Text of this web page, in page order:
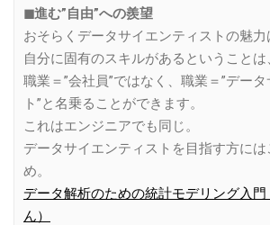
◼︎進む”自由”への羨望
おそらくデータサイエンティストの魅力
自分に固有のスキルがあるということは
職業＝”会社員”ではなく、職業＝”デー
ト”と名乗ることができます。
これはエンジニアでも同じ。
データサイエンティストを目指す方に
め。
データ解析のための統計モデリング入
ん）